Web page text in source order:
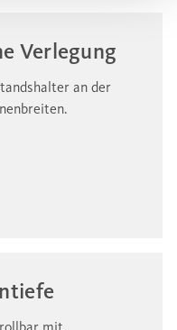
Verlegung
an der